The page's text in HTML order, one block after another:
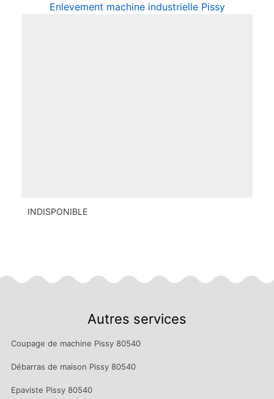
Enlevement machine industrielle Pissy
INDISPONIBLE
Autres services
Coupage de machine Pissy 80540
Débarras de maison Pissy 80540
Epaviste Pissy 80540